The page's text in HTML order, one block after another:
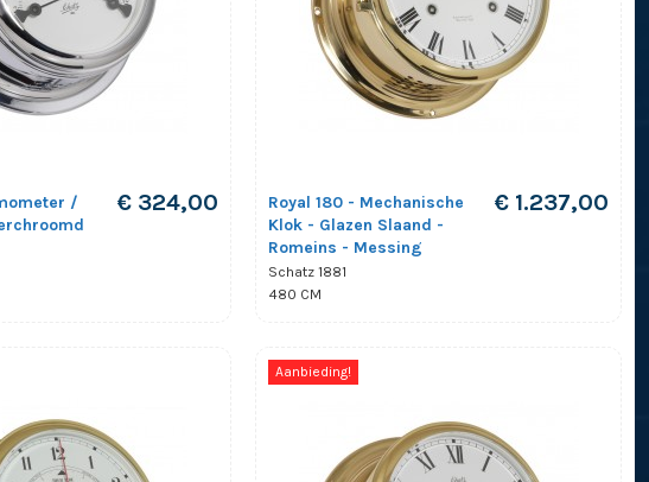
/
€ 324,00
Royal 180 - Mechanische
Klok - Glazen Slaand -
Romeins - Messing
Schatz 1881
480 CM
€ 1.237,00
Aanbieding!